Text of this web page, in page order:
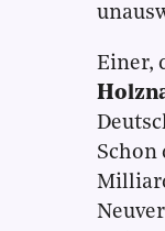
Einer,
Schon